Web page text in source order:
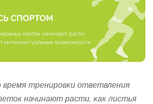
время тренировки ответвления
начинают расти, как листья